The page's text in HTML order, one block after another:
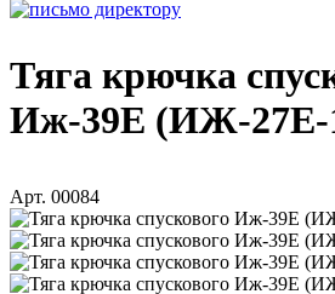
Тяга крючка
Иж-39Е (ИЖ-27Е-
Арт. 00084